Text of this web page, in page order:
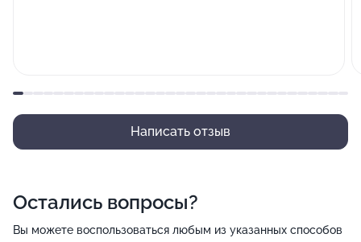
Написать отзыв
Остались вопросы?
Вы можете воспользоваться любым из указанных способов